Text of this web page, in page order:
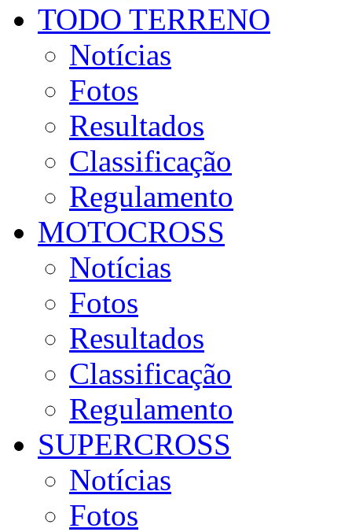
TODO TERRENO
Notícias
Fotos
Resultados
Classificação
Regulamento
MOTOCROSS
Notícias
Fotos
Resultados
Classificação
Regulamento
SUPERCROSS
Notícias
Fotos